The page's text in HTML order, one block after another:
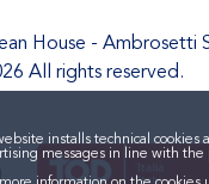
House - Ambrosetti
All rights reserved.
installs technical
messages in line with